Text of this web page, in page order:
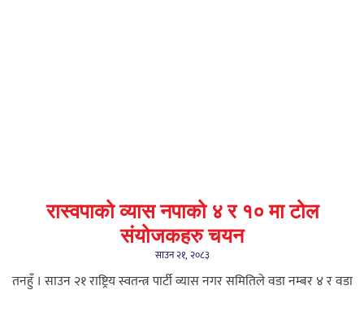
रास्वपाको व्यास नपाको ४ र १० मा टोल
संयोजकहरु चयन
साउन २१, २०८३
तनहुँ । साउन २१ राष्ट्रिय स्वतन्त्र पार्टी व्यास नगर समितिले वडा नम्बर ४ र वडा